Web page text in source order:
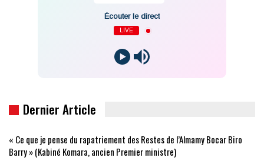
Écouter le direct
LIVE
Dernier Article
« Ce que je pense du rapatriement des Restes de l’Almamy Bocar Biro
Barry » (Kabiné Komara, ancien Premier ministre)